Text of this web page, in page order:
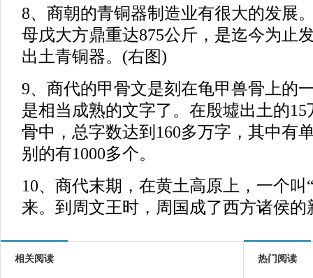
8、商朝的青铜器制造业有很大的发展
母戊大方鼎重达875公斤，是迄今为止
出土青铜器。(右图)
9、商代的甲骨文是刻在龟甲兽骨上的
是相当成熟的文字了。在殷墟出土的
骨中，总字数达到160多万字，其中有
别的有1000多个。
10、商代末期，在黄土高原上，一个叫
来。到周文王时，周国成了西方诸侯的
相关阅读 热门阅读